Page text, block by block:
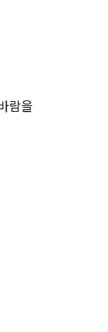
람을